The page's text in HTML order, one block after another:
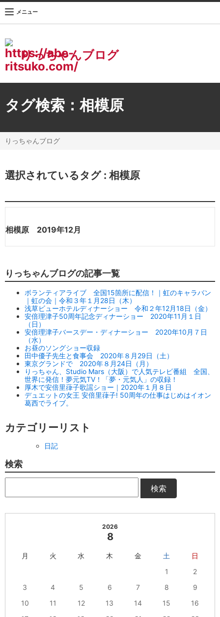
りっちゃんブログ
メニュー
タグ検索： 相模原
りっちゃんブログ
選択されているタグ : 相模原
相模原 2019年12月
りっちゃんブログの記事一覧
ボランティアライブ 全国15箇所に配信！｜虹のキャラバン
｜虹の会｜令和３年１月28日（木）
浅草ビューホテルディナーショー 令和２年12月18日（金）
安倍理津子50周年記念ディナーショー 2020年11月１日
（日）
安倍理津子バースデー・ディナーショー 2020年10月７日
（水）
お昼のソングショー収録
田中優子先生と食事会 2020年８月29日（土）
東京グランドで 2020年８月24日（月）
りっちゃん、Studio Mars（大阪）で人気テレビ番組 全国、
世界に発信！夢元気TV！「夢・元気人」の収録！
厚木で安倍里葎子歌謡ショー｜2020年１月８日
デュエットの女王 安倍里葎子! 50周年の仕事はじめはイオン
葛西でライブ。
カテゴリーリスト
日記
検索
検索
2026
8
月 火 水 木 金 土
日
1
2
3
4 5 6 7 8
9
10
11 12 13 14 15
16